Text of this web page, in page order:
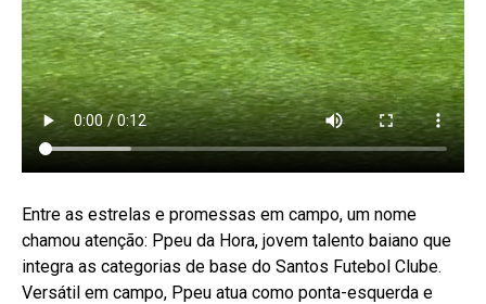
Entre as estrelas e promessas em campo, um nome
chamou atenção: Ppeu da Hora, jovem talento baiano que
integra as categorias de base do Santos Futebol Clube.
Versátil em campo, Ppeu atua como ponta-esquerda e